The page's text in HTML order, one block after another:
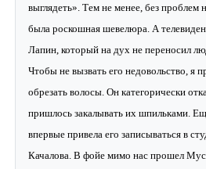
выглядеть». Тем не менее, без проблем
была роскошная шевелюра. А
Лапин, который на дух не переносил
Чтобы не вызвать его недовольство, я
обрезать волосы. Он категорически
пришлось закалывать их шпильками.
впервые привела его записываться в
Качалова. В фойе мимо нас прошел